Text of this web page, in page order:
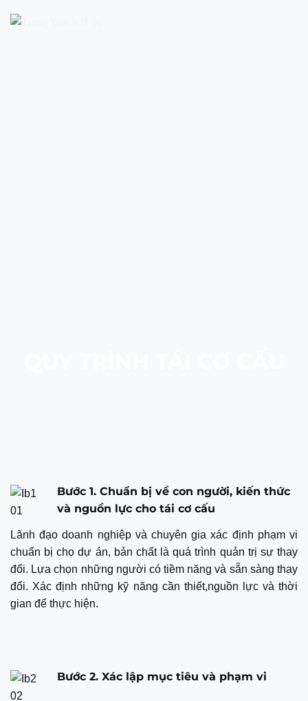
Bước 1. Chuẩn bị về con người, kiến thức
và nguồn lực cho tái cơ cấu
Lãnh đạo doanh nghiệp và chuyên gia xác định phạm vi
chuẩn bị cho dự án, bản chất là quá trình quản trị sự thay
đổi. Lựa chọn những người có tiềm năng và sẵn sàng thay
đổi. Xác định những kỹ năng cần thiết,nguồn lực và thời
gian để thực hiện.
Bước 2. Xác lập mục tiêu và phạm vi